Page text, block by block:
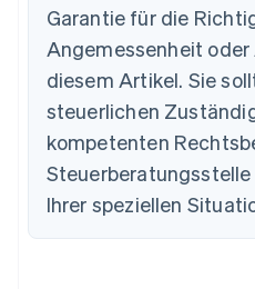
Garantie für die
Angemessenheit
diesem Artikel. Sie
steuerlichen
kompetenten
Ihrer speziellen
Australien
Belgien
NederlandsFrançaisDeutsch
Brasilien
PortuguêsEnglish
Bulgarien